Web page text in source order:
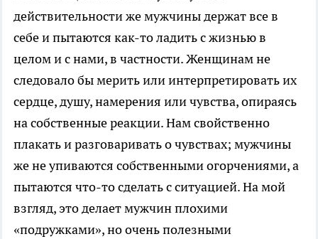
действительности же мужчины держат все в
себе и пытаются как-то ладить с жизнью в
целом и с нами, в частности. Женщинам не
следовало бы мерить или интерпретировать их
сердце, душу, намерения или чувства, опираясь
на собственные реакции. Нам свойственно
плакать и разговаривать о чувствах; мужчины
же не упиваются собственными огорчениями, а
пытаются что-то сделать с ситуацией. На мой
взгляд, это делает мужчин плохими
«подружками», но очень полезными